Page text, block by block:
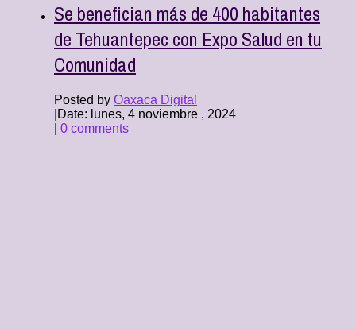
Se benefician más de 400 habitantes
de Tehuantepec con Expo Salud en tu
Comunidad
Posted by Oaxaca Digital
Date: lunes, 4 noviembre , 2024
0 comments